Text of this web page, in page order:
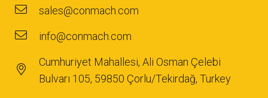
sales@conmach.com
info@conmach.com
Cumhuriyet Mahallesi, Ali Osman Çelebi
Bulvarı 105, 59850 Çorlu/Tekirdağ, Turkey